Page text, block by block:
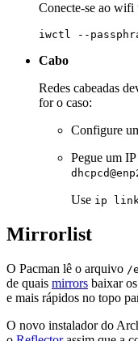
Conecte-se ao wifi
Cabo
Redes cabeadas
for o caso:
Configure
Pegue um
Use ip
Mirrorlist
O Pacman lê o arquivo /
de quais mirrors baixar
e mais rápidos no topo
O novo instalador do